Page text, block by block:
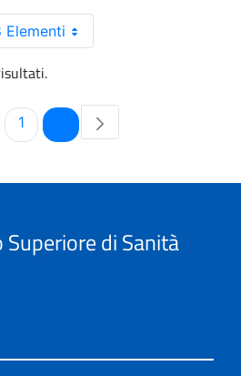
Elementi
Pagina
1 Pagina
di Sanità